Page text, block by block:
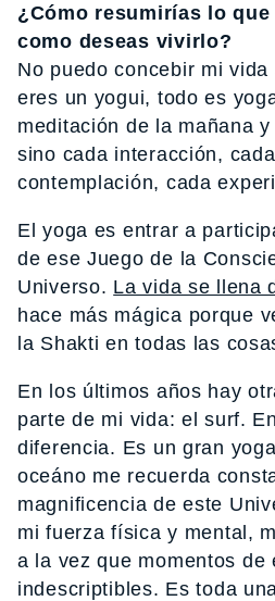
¿Cómo resumirías lo
como deseas vivirlo?
No puedo concebir mi
eres un yogui, todo es
meditación de la mañana
sino cada interacción,
contemplación, cada
El yoga es entrar a
de ese Juego de la
Universo. La vida se llena
hace más mágica porque
la Shakti en todas las
En los últimos años hay
parte de mi vida: el surf.
diferencia. Es un gran
oceáno me recuerda
magnificencia de este
mi fuerza física y mental,
a la vez que momentos de
indescriptibles. Es toda